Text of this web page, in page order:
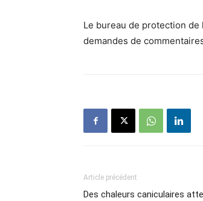
Le bureau de protection de
demandes de
Article précédent
Des chaleurs caniculaires